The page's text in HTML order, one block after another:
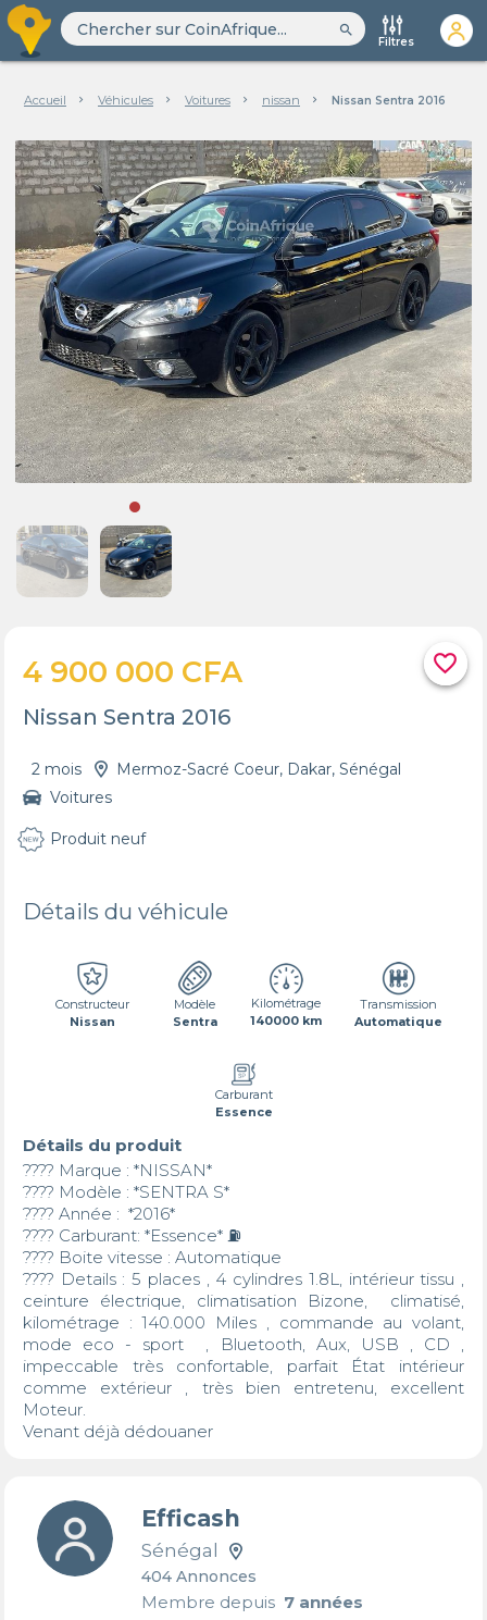
search
Filtres
Accueil Véhicules Voitures nissan Nissan Sentra 2016
favorite_border
4 900 000 CFA
Nissan Sentra 2016
2 mois
Mermoz-Sacré Coeur, Dakar, Sénégal
Voitures
Produit neuf
Détails du véhicule
Constructeur
Nissan
Modèle
Sentra
Kilométrage
140000 km
Transmission
Automatique
Carburant
Essence
Détails du produit
???? Marque : *NISSAN*
???? Modèle : *SENTRA S*
???? Année :  *2016*
???? Carburant: *Essence* ⛽️
???? Boite vitesse : Automatique
???? Details : 5 places , 4 cylindres 1.8L, intérieur tissu ,
ceinture électrique, climatisation Bizone,  climatisé,
kilométrage : 140.000 Miles , commande au volant,
mode eco - sport  , Bluetooth, Aux, USB , CD ,
impeccable très confortable, parfait État intérieur
comme extérieur , très bien entretenu, excellent
Moteur.
Venant déjà dédouaner
Efficash
Sénégal
404 Annonces
Membre depuis7 années